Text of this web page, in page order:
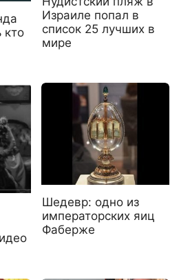
кто
Израиле попал в
список 25 лучших в
мире
Шедевр: одно из
императорских яиц
Фаберже